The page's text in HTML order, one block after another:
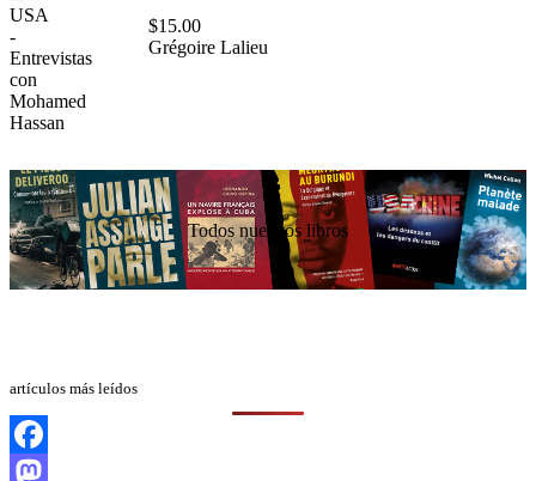
$15.00
Grégoire Lalieu
Todos nuestros libros
artículos más leídos
Facebook